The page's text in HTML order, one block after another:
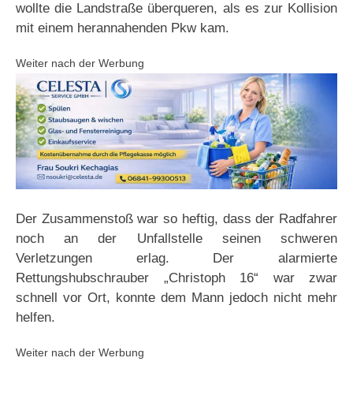
wollte die Landstraße überqueren, als es zur Kollision
mit einem herannahenden Pkw kam.
Weiter nach der Werbung
Der Zusammenstoß war so heftig, dass der Radfahrer
noch an der Unfallstelle seinen schweren
Verletzungen erlag. Der alarmierte
Rettungshubschrauber „Christoph 16“ war zwar
schnell vor Ort, konnte dem Mann jedoch nicht mehr
helfen.
Weiter nach der Werbung